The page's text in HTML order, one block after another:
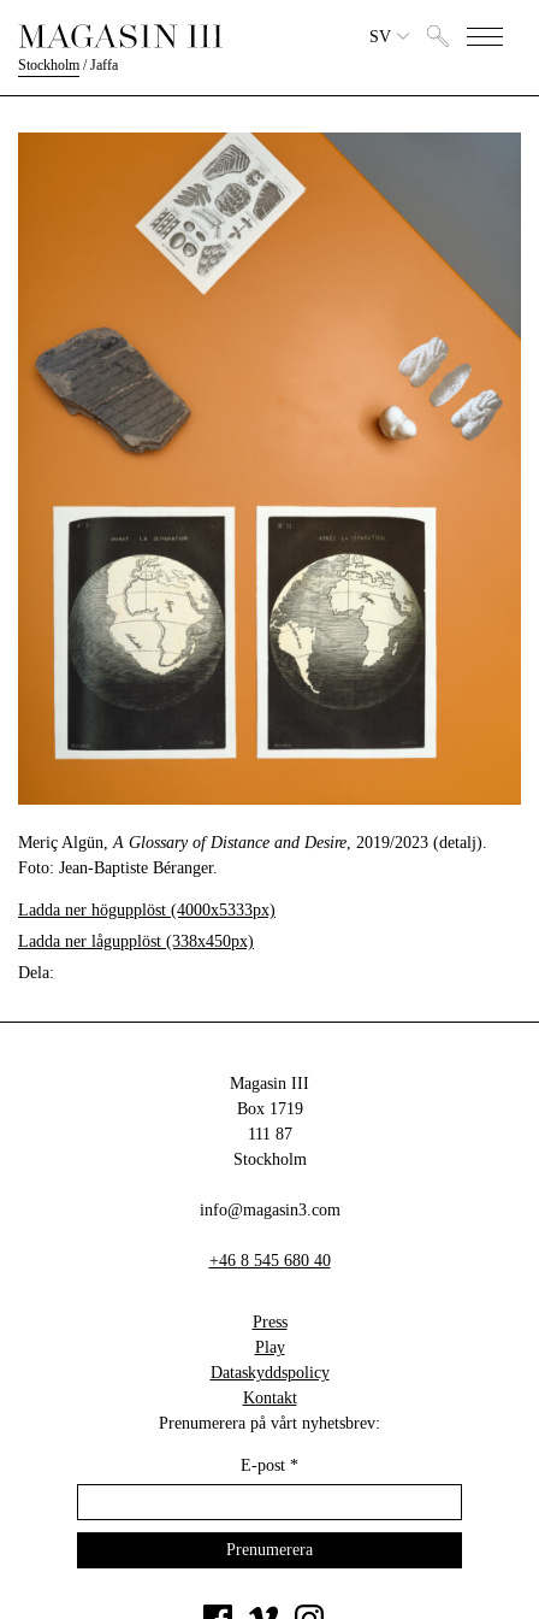
Stockholm /Jaffa
SV
Meriç Algün, A Glossary of Distance and Desire , 2019/2023 (detalj).
Foto: Jean-Baptiste Béranger.
Ladda ner högupplöst (4000x5333px)
Ladda ner lågupplöst (338x450px)
Dela:
Magasin III
Box 1719
111 87
Stockholm
info@magasin3.com
+46 8 545 680 40
Press
Play
Dataskyddspolicy
Kontakt
Prenumerera på vårt nyhetsbrev:
E-post *